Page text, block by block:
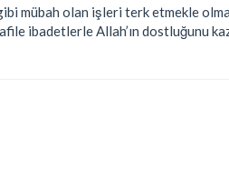
mübah olan işleri terk etmekle
ibadetlerle Allah’ın dostluğunu